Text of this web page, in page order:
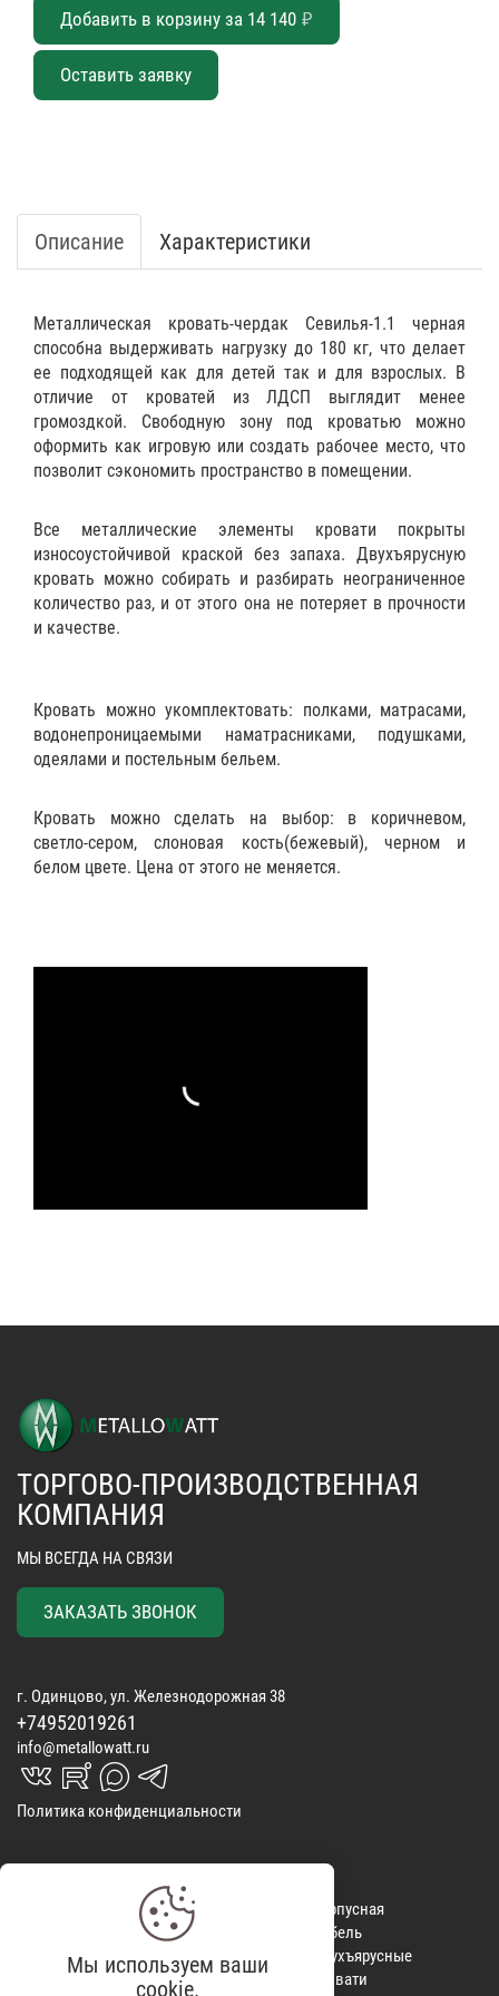
Добавить в корзину за 14 140 ₽
Оставить заявку
Описание Характеристики
Металлическая кровать-чердак Севилья-1.1 черная
способна выдерживать нагрузку до 180 кг, что делает
ее подходящей как для детей так и для взрослых. В
отличие от кроватей из ЛДСП выглядит менее
громоздкой. Свободную зону под кроватью можно
оформить как игровую или создать рабочее место, что
позволит сэкономить пространство в помещении.
Все металлические элементы кровати покрыты
износоустойчивой краской без запаха. Двухъярусную
кровать можно собирать и разбирать неограниченное
количество раз, и от этого она не потеряет в прочности
и качестве.
Кровать можно укомплектовать: полками, матрасами,
водонепроницаемыми наматрасниками, подушками,
одеялами и постельным бельем.
Кровать можно сделать на выбор: в коричневом,
светло-сером, слоновая кость(бежевый), черном и
белом цвете. Цена от этого не меняется.
ТОРГОВО-ПРОИЗВОДСТВЕННАЯ
КОМПАНИЯ
МЫ ВСЕГДА НА СВЯЗИ
ЗАКАЗАТЬ ЗВОНОК
г. Одинцово, ул. Железнодорожная 38
+74952019261
info@metallowatt.ru
vk_in rutube_in max_s telegrams_in
Политика конфиденциальности
Спальные
наборы
КОНТАКТЫ
ОТЗЫВЫ
ДОСТАВКА
ВИДЕООБЗОРЫ
Корпусная
мебель
Двухъярусные
кровати
Мы используем ваши
cookie.